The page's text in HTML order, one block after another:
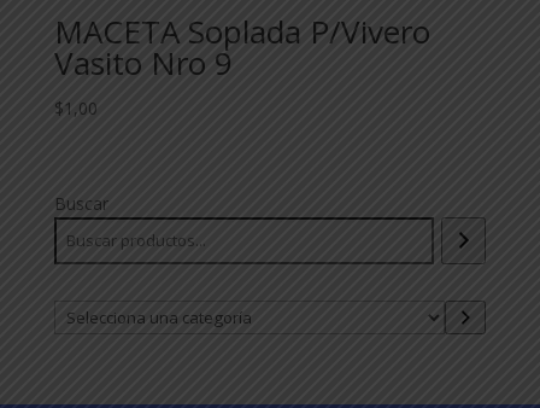
MACETA Soplada P/Vivero
Vasito Nro 9
$1,00
Buscar
Selecciona
una